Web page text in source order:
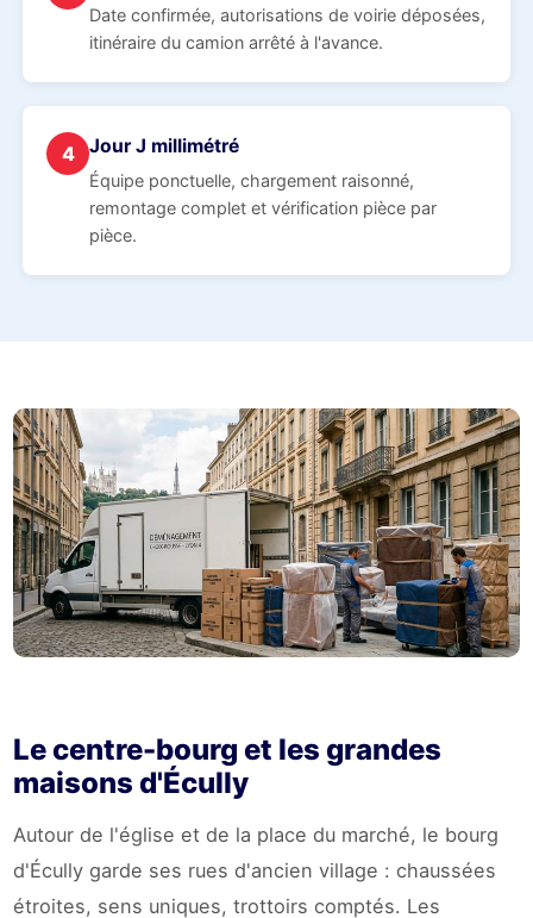
Date confirmée, autorisations de voirie déposées,
itinéraire du camion arrêté à l'avance.
4 Jour J millimétré
Équipe ponctuelle, chargement raisonné,
remontage complet et vérification pièce par
pièce.
Le centre-bourg et les grandes
maisons d'Écully
Autour de l'église et de la place du marché, le bourg
d'Écully garde ses rues d'ancien village : chaussées
étroites, sens uniques, trottoirs comptés. Les